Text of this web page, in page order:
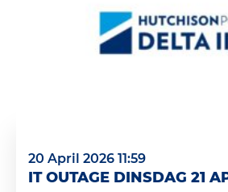
20 April 2026 11:59
IT OUTAGE DINSDAG 21